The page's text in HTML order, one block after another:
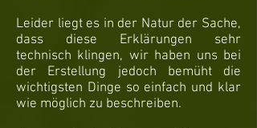
Leider liegt es in der Natur der Sache,
dass diese Erklärungen sehr
technisch klingen, wir haben uns bei
der Erstellung jedoch bemüht die
wichtigsten Dinge so einfach und klar
wie möglich zu beschreiben.